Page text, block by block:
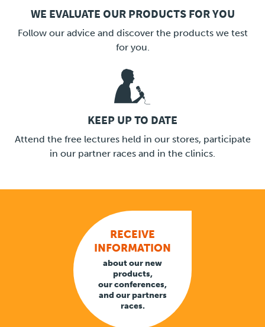
WE EVALUATE OUR PRODUCTS FOR YOU
Follow our advice and discover the products we test
for you.
KEEP UP TO DATE
Attend the free lectures held in our stores, participate
in our partner races and in the clinics.
RECEIVE
INFORMATION
about our new
products,
our conferences,
and our partners
races.